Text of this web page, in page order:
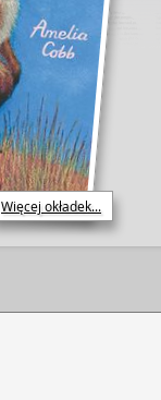
Więcej okładek...